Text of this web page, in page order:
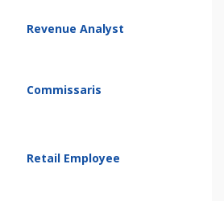
Revenue Analyst
Commissaris
Retail Employee